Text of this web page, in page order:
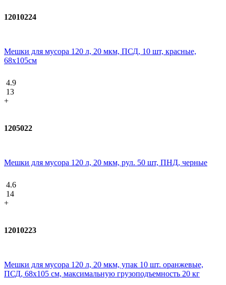
12010224
Мешки для мусора 120 л, 20 мкм, ПСД, 10 шт, красные,
68х105см
4.9
13
+
1205022
Мешки для мусора 120 л, 20 мкм, рул. 50 шт, ПНД, черные
4.6
14
+
12010223
Мешки для мусора 120 л, 20 мкм, упак 10 шт. оранжевые,
ПСД, 68х105 см, максимальную грузоподъемность 20 кг